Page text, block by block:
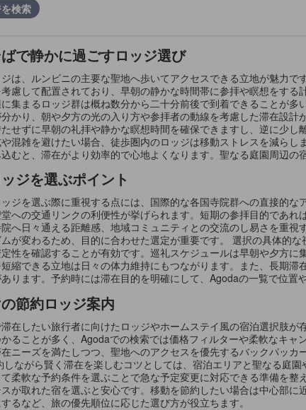
検索
で静かに過ごすロッジ選び
は、ルンビニの主要な聖地へ歩いてアクセスできる立地が魅力
慮して配置されており、早朝の静かな時間帯に参拝や瞑想をす
集まるロッジ群は概ね数分から二十分前後で到着できることが
かり、朝や夕方の光の入り方や参拝者の動線を考慮した滞在設
せずに早朝の礼拝や静かな瞑想時間を確保できますし、逆に少
混雑を避けたい場合、徒歩圏内のロッジは移動ストレスを減ら
むと、滞在がより効率的で心地よくなります。聖なる庭園周辺の
ジを選ぶポイント
ジを選ぶ際に重視する点には、国際的な各国寺院群への直接的
への交通リンクの利便性が挙げられます。短期の参拝目的であ
へ日々通える距離感、地域コミュニティとの交流のし易さを重
が変わるため、目的に合わせた選定が重要です。 選択の具体的
性を確認することが有効です。巡礼スケジュールは早朝や夕方
縮できる立地は日々の体力維持にもつながります。また、長期
ります。予約時には滞在目的を明確にして、Agodaの一覧で位置
節約ロッジ案内
在したい旅行者に向けたロッジやホームステイ風の宿泊選択肢
ることが多く、Agodaでの検索では価格フィルターや柔軟なキ
ニーズを満たしつつ、聖地へのアクセスを優先するバックパッ
しながら賢く滞在を楽しむコツとしては、宿泊エリアと聖なる庭
柔軟な予約条件を選ぶことで急な予定変更に対応できる準備を
が取れた宿を選ぶと安心です。移動を節約したい場合は中心部
るなど、旅の優先順位に応じた選び方が役立ちます。